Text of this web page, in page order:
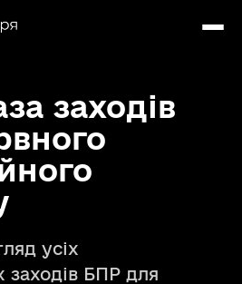
заходів
усіх
заходів БПР для